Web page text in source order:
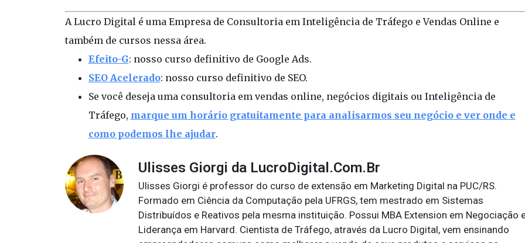
A Lucro Digital é uma Empresa de Consultoria em Inteligência de Tráfego e Vendas Online e
também de cursos nessa área.
Efeito-G: nosso curso definitivo de Google Ads.
SEO Acelerado: nosso curso definitivo de SEO.
Se você deseja uma consultoria em vendas online, negócios digitais ou Inteligência de
Tráfego, marque um horário gratuitamente para analisarmos seu negócio e ver onde e
como podemos lhe ajudar.
Ulisses Giorgi da LucroDigital.Com.Br
Ulisses Giorgi é professor do curso de extensão em Marketing Digital na PUC/RS.
Formado em Ciência da Computação pela UFRGS, tem mestrado em Sistemas
Distribuídos e Reativos pela mesma instituição. Possui MBA Extension em Negociação
Liderança em Harvard. Cientista de Tráfego, através da Lucro Digital, vem ensinando